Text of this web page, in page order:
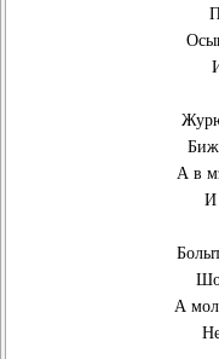
А в
И
Шо
А